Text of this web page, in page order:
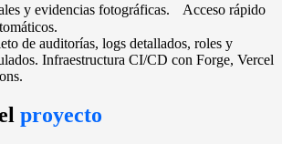
y evidencias fotográficas. Acceso rápido
de auditorías, logs detallados, roles y
Infraestructura CI/CD con Forge, Vercel
proyecto